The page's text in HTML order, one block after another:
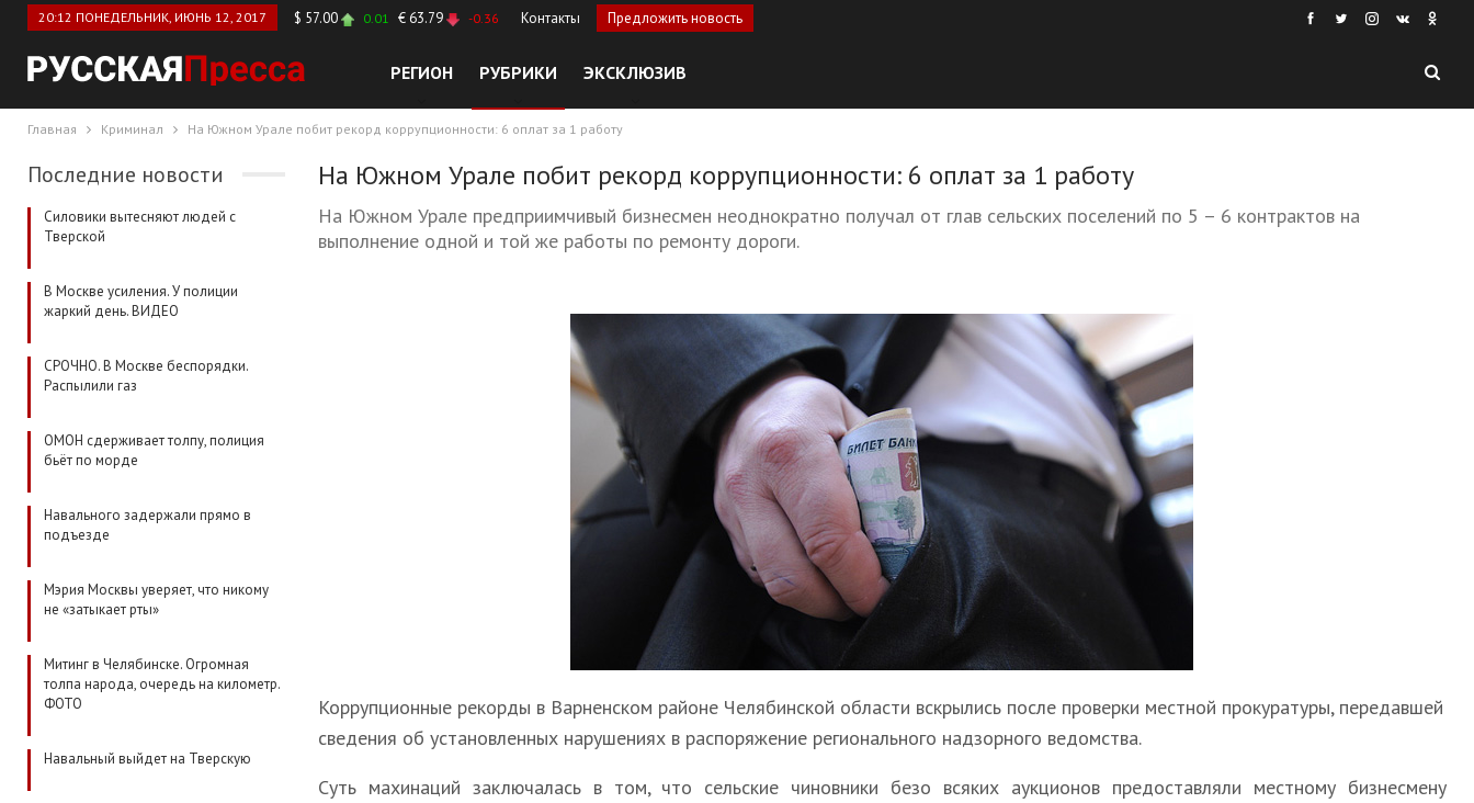
20:12 ПОНЕДЕЛЬНИК, ИЮНЬ 12, 2017 $ 57.00 0.01 € 63.79 -0.36 Контакты Предложить новость
РЕГИОН РУБРИКИ ЭКСКЛЮЗИВ
Главная Криминал На Южном Урале побит рекорд коррупционности: 6 оплат за 1 работу
На Южном Урале побит рекорд коррупционности: 6 оплат за 1 работу
На Южном Урале предприимчивый бизнесмен неоднократно получал от глав сельских поселений по 5 – 6 контрактов на
выполнение одной и той же работы по ремонту дороги.
Коррупционные рекорды в Варненском районе Челябинской области вскрылись после проверки местной прокуратуры, передавшей
сведения об установленных нарушениях в распоряжение регионального надзорного ведомства.
Суть махинаций заключалась в том, что сельские чиновники безо всяких аукционов предоставляли местному бизнесмену
Последние новости
Силовики вытесняют людей с
Тверской
В Москве усиления. У полиции
жаркий день. ВИДЕО
СРОЧНО. В Москве беспорядки.
Распылили газ
ОМОН сдерживает толпу, полиция
бьёт по морде
Навального задержали прямо в
подъезде
Мэрия Москвы уверяет, что никому
не «затыкает рты»
Митинг в Челябинске. Огромная
толпа народа, очередь на километр.
ФОТО
Навальный выйдет на Тверскую